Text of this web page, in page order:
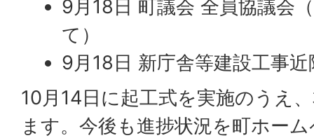
9月18日 町議会 全員協議会
て）
9月18日 新庁舎等建設工事
10月14日に起工式を実施のうえ
ます。今後も進捗状況を町ホー